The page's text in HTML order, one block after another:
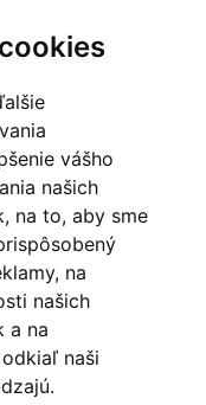
vášho
našich
na to, aby sme
na
našich
a na
naši
sa dovozom a
aj štýlového